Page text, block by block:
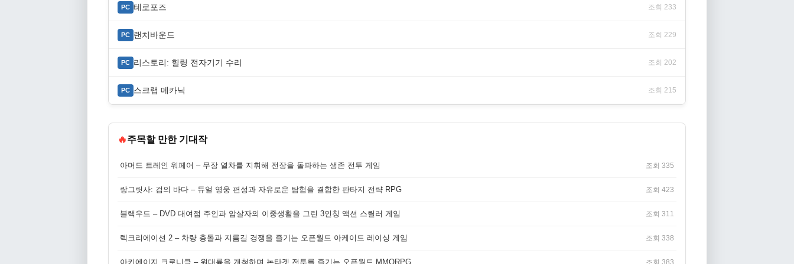
PC 테로포즈 조회 233
PC 랜치바운드 조회 229
PC 리스토리: 힐링 전자기기 수리 조회 202
PC 스크랩 메카닉 조회 215
🔥주목할 만한 기대작
아머드 트레인 워페어 – 무장 열차를 지휘해 전장을 돌파하는 생존 전투 게임 조회 335
랑그릿사: 검의 바다 – 듀얼 영웅 편성과 자유로운 탐험을 결합한 판타지 전략 RPG 조회 423
블랙우드 – DVD 대여점 주인과 암살자의 이중생활을 그린 3인칭 액션 스릴러 게임 조회 311
렉크리에이션 2 – 차량 충돌과 지름길 경쟁을 즐기는 오픈월드 아케이드 레이싱 게임 조회 338
아키에이지 크로니클 – 원대륙을 개척하며 논타겟 전투를 즐기는 오픈월드 MMORPG 조회 383